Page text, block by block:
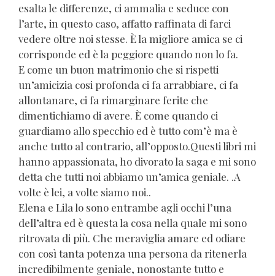
esalta le differenze, ci ammalia e seduce con
l’arte, in questo caso, affatto raffinata di farci
vedere oltre noi stesse. È la migliore amica se ci
corrisponde ed è la peggiore quando non lo fa.
E come un buon matrimonio che si rispetti
un’amicizia cosi profonda ci fa arrabbiare, ci fa
allontanare, ci fa rimarginare ferite che
dimentichiamo di avere. È come quando ci
guardiamo allo specchio ed è tutto com’è ma è
anche tutto al contrario, all’opposto.Questi libri mi
hanno appassionata, ho divorato la saga e mi sono
detta che tutti noi abbiamo un’amica geniale. .A
volte è lei, a volte siamo noi..
Elena e Lila lo sono entrambe agli occhi l’una
dell’altra ed è questa la cosa nella quale mi sono
ritrovata di più. Che meraviglia amare ed odiare
con così tanta potenza una persona da ritenerla
incredibilmente geniale, nonostante tutto e